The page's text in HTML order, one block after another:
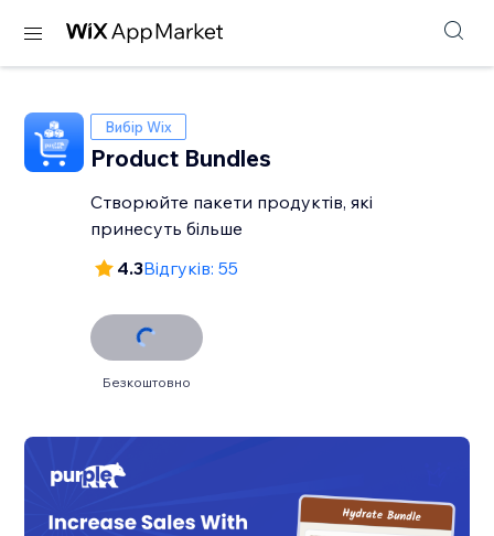
Вибір Wix
Product Bundles
Створюйте пакети продуктів, які
принесуть більше
4.3Відгуків: 55
Безкоштовно